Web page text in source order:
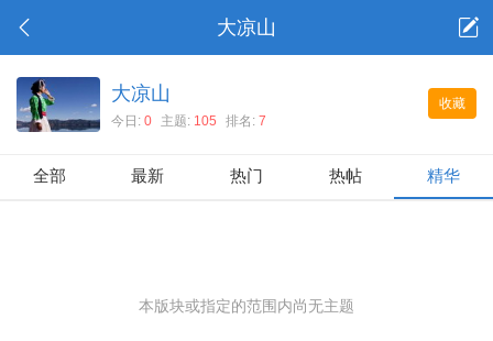
大凉山
收藏
大凉山
今日: 0 主题: 105 排名: 7
全部 最新 热门 热帖 精华
本版块或指定的范围内尚无主题